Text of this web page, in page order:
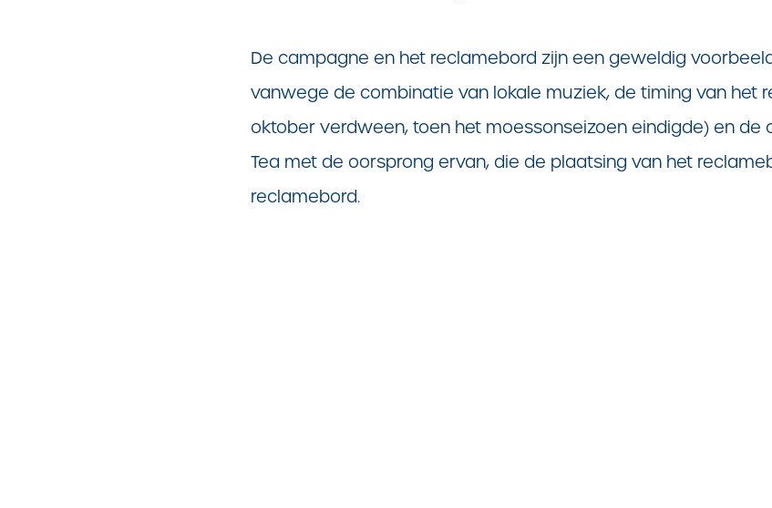
De campagne en het reclamebord zijn een geweldig
vanwege de combinatie van lokale muziek, de timing van het
oktober verdween, toen het moessonseizoen eindigde) en de
Tea met de oorsprong ervan, die de plaatsing van het
reclamebord.